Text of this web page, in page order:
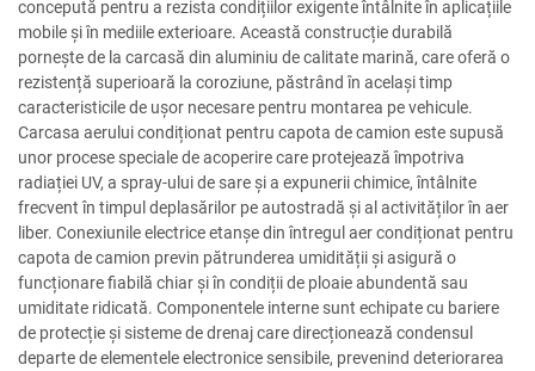
concepută pentru a rezista condițiilor exigente întâlnite în aplicațiile
mobile și în mediile exterioare. Această construcție durabilă
pornește de la carcasă din aluminiu de calitate marină, care oferă o
rezistență superioară la coroziune, păstrând în același timp
caracteristicile de ușor necesare pentru montarea pe vehicule.
Carcasa aerului condiționat pentru capota de camion este supusă
unor procese speciale de acoperire care protejează împotriva
radiației UV, a spray-ului de sare și a expunerii chimice, întâlnite
frecvent în timpul deplasărilor pe autostradă și al activităților în aer
liber. Conexiunile electrice etanșe din întregul aer condiționat pentru
capota de camion previn pătrunderea umidității și asigură o
funcționare fiabilă chiar și în condiții de ploaie abundentă sau
umiditate ridicată. Componentele interne sunt echipate cu bariere
de protecție și sisteme de drenaj care direcționează condensul
departe de elementele electronice sensibile, prevenind deteriorarea